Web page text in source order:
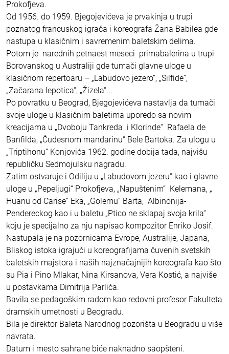
Prokofjeva.
Od 1956. do 1959. Bjegojevićeva je prvakinja u trupi
poznatog francuskog igrača i koreografa Žana Babilea gde
nastupa u klasičnim i savremenim baletskim delima.
Potom je narednih petnaest meseci primabalerina u trupi
Borovanskog u Australiji gde tumači glavne uloge u
klasičnom repertoaru – „Labudovo jezero“, „Silfide“,
„Začarana lepotica“, „Žizela“...
Po povratku u Beograd, Bjegojevićeva nastavlja da tumači
svoje uloge u klasičnim baletima uporedo sa novim
kreacijama u „Dvoboju Tankreda i Klorinde“ Rafaela de
Banfilda, „Čudesnom mandarinu“ Bele Bartoka. Za ulogu u
„Triptihonu“ Konjovića 1962. godine dobija tada, najvišu
republičku Sedmojulsku nagradu.
Zatim ostvaruje i Odiliju u „Labudovom jezeru“ kao i glavne
uloge u „Pepeljugi“ Prokofjeva, „Napuštenim“ Kelemana, „
Huanu od Carise“ Eka, „Golemu“ Barta, Albinonija-
Pendereckog kao i u baletu „Ptico ne sklapaj svoja krila“
koju je specijalno za nju napisao kompozitor Enriko Josif.
Nastupala je na pozornicama Evrope, Australije, Japana,
Bliskog istoka igrajući u koreografijama čuvenih svetskih
baletskih majstora i naših najznačajnijih koreografa kao što
su Pia i Pino Mlakar, Nina Kirsanova, Vera Kostić, a najviše
u postavkama Dimitrija Parlića.
Bavila se pedagoškim radom kao redovni profesor Fakulteta
dramskih umetnosti u Beogradu.
Bila je direktor Baleta Narodnog pozorišta u Beogradu u više
navrata.
Datum i mesto sahrane biće naknadno saopšteni.